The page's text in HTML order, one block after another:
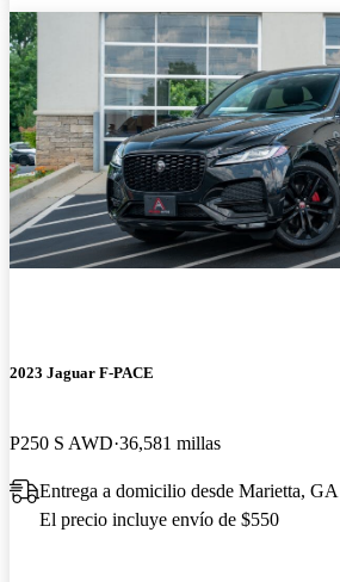
2023 Jaguar F-PACE
P250 S AWD 36,581 millas
Entrega a domicilio desde Marietta, GA
El precio incluye envío de $550